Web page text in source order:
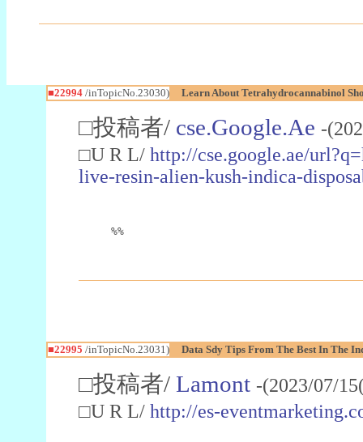
■22994/inTopicNo.23030) Learn About Tetrahydrocannabinol
□投稿者/ cse.Google.Ae -
□U R L/ http://cse.google.ae/
live-resin-alien-kush-indica-
%%
■22995 /inTopicNo.23031) Data Sdy Tips From The Best In The
□投稿者/ Lamont -(2023/07/
□U R L/ http://es-